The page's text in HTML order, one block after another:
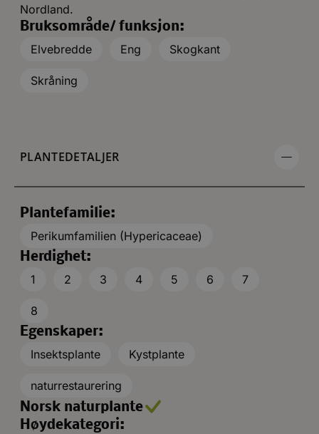
Nordland.
Bruksområde/ funksjon:
Elvebredde
Eng Skogkant
Skråning
PLANTEDETALJER
Plantefamilie:
Perikumfamilien (Hypericaceae)
Herdighet:
1
2 3 4 5 6 7
8
Egenskaper:
Insektsplante
Kystplante
naturrestaurering
Norsk naturplante
Høydekategori: